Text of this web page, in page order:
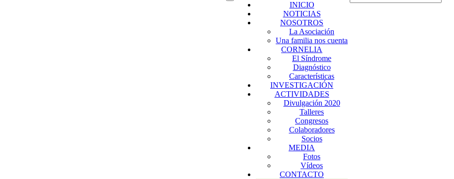
INICIO
NOTICIAS
NOSOTROS
La Asociación
Una familia nos cuenta
CORNELIA
El Síndrome
Diagnóstico
Características
INVESTIGACIÓN
ACTIVIDADES
Divulgación 2020
Talleres
Congresos
Colaboradores
Socios
MEDIA
Fotos
Vídeos
CONTACTO